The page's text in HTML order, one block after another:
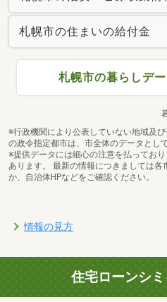
札幌市の住まいの給付金
札幌市の暮らしデ
※行政機関により公表していない地域及
の政令指定都市は、市全体のデータとし
※提供データには細心の注意を払ってお
あります。 最新の情報につきましては各
か、自治体HPなどをご確認ください。
情報の見方
住宅ローンシ